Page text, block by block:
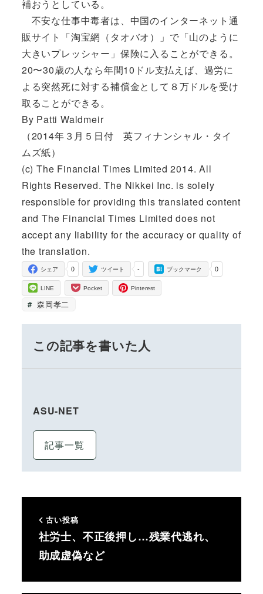
補おうとしている。
不安な仕事中毒者は、中国のインターネット通
販サイト「淘宝網（タオバオ）」で「山のように
大きいプレッシャー」保険に入ることができる。
20〜30歳の人なら年間10ドル支払えば、過労に
よる突然死に対する補償金として８万ドルを受け
取ることができる。
By Patti Waldmeir
（2014年３月５日付 英フィナンシャル・タイ
ムズ紙）
(c) The Financial Times Limited 2014. All
Rights Reserved. The Nikkei Inc. is solely
responsible for providing this translated content
and The Financial Times Limited does not
accept any liability for the accuracy or quality of
the translation.
0
シェア -
ツイート 0
ブックマーク
LINE Pocket Pinterest
森岡孝二
この記事を書いた人
ASU-NET
記事一覧
古い投稿
社労士、不正後押し…残業代逃れ、
助成虚偽など